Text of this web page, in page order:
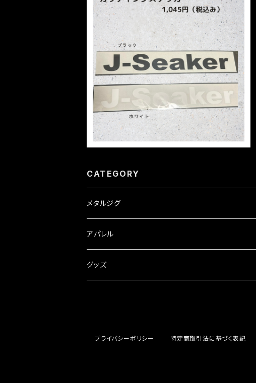
カッティングステッカー（J-Seaker）
¥1,045
CATEGORY
メタルジグ
Aioon
Hadar
アパレル
グッズ
プライバシーポリシー 特定商取引法に基づく表記